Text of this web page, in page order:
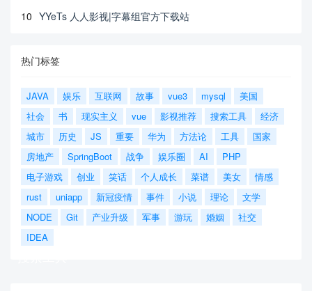
10 YYeTs 人人影视|字幕组官方下载站
热门标签
JAVA 娱乐 互联网 故事 vue3 mysql
美国
社会
书 现实主义 vue 影视推荐 搜索工具
经济
城市
历史 JS 重要 华为 方法论 工具
国家
房地产
SpringBoot 战争 娱乐圈 AI
PHP
电子游戏
创业 笑话 个人成长 菜谱 美女
情感
rust
uniapp 新冠疫情 事件 小说 理论
文学
NODE
Git 产业升级 军事 游玩 婚姻
社交
IDEA